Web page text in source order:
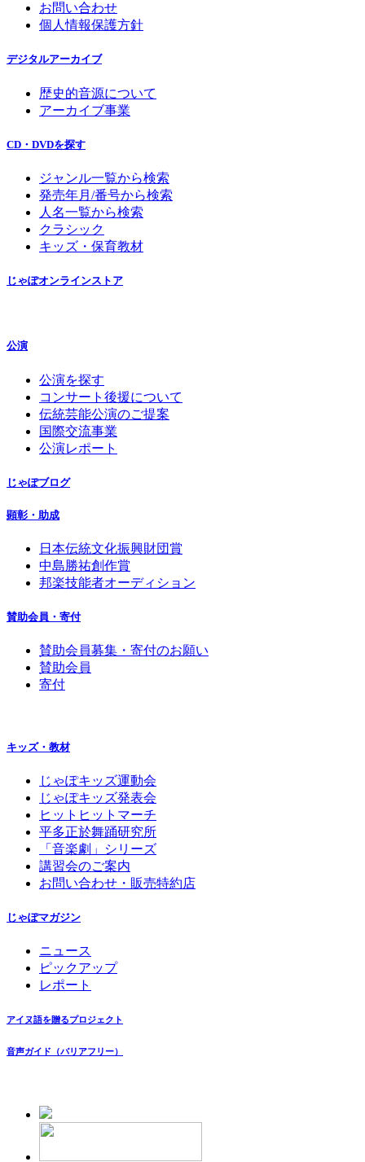
お問い合わせ
個人情報保護方針
デジタルアーカイブ
歴史的音源について
アーカイブ事業
CD・DVDを探す
ジャンル一覧から検索
発売年月/番号から検索
人名一覧から検索
クラシック
キッズ・保育教材
じゃぽオンラインストア
公演
公演を探す
コンサート後援について
伝統芸能公演のご提案
国際交流事業
公演レポート
じゃぽブログ
顕彰・助成
日本伝統文化振興財団賞
中島勝祐創作賞
邦楽技能者オーディション
賛助会員・寄付
賛助会員募集・寄付のお願い
賛助会員
寄付
キッズ・教材
じゃぽキッズ運動会
じゃぽキッズ発表会
ヒットヒットマーチ
平多正於舞踊研究所
「音楽劇」シリーズ
講習会のご案内
お問い合わせ・販売特約店
じゃぽマガジン
ニュース
ピックアップ
レポート
アイヌ語を贈るプロジェクト
音声ガイド（バリアフリー）